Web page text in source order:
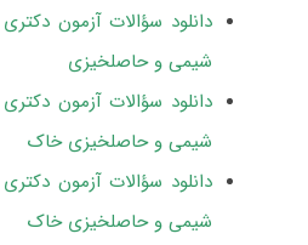
شیمی و حاصلخیزی
شیمی و حاصلخیزی خاک
شیمی و حاصلخیزی خاک